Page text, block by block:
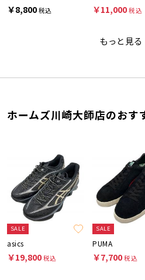
￥8,800税込 ￥11,000税込
もっと見る
ホームズ川崎大師店のおす
SALE
asics
￥19,800税込
SALE
PUMA
￥7,700税込